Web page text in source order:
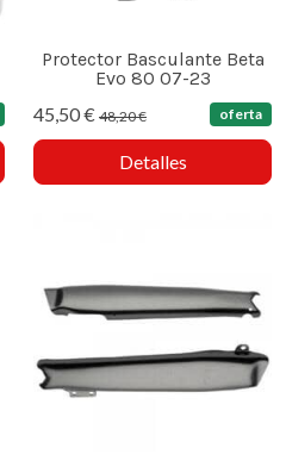
Protector Basculante Beta
Evo 80 07-23
45,50 € 48,20 € oferta
Detalles